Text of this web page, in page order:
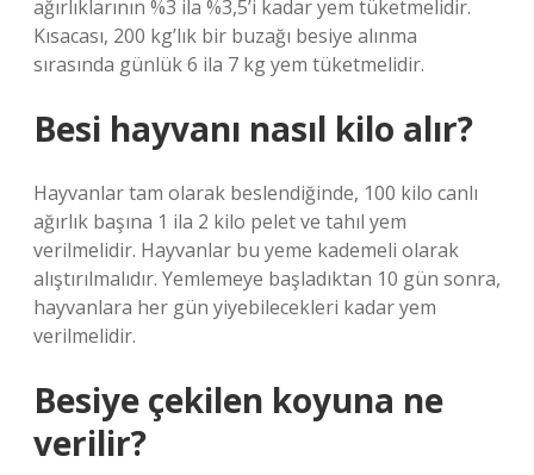
ağırlıklarının %3 ila %3,5’i kadar yem tüketmelidir.
Kısacası, 200 kg’lık bir buzağı besiye alınma
sırasında günlük 6 ila 7 kg yem tüketmelidir.
Besi hayvanı nasıl kilo alır?
Hayvanlar tam olarak beslendiğinde, 100 kilo canlı
ağırlık başına 1 ila 2 kilo pelet ve tahıl yem
verilmelidir. Hayvanlar bu yeme kademeli olarak
alıştırılmalıdır. Yemlemeye başladıktan 10 gün sonra,
hayvanlara her gün yiyebilecekleri kadar yem
verilmelidir.
Besiye çekilen koyuna ne
verilir?